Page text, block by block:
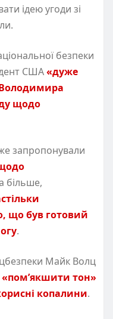
ідею угоди зі
безпеки
США«дуже
щодо
запропонували
більше,
що був готовий
.
Майк Волц
«пом’якшити тон»
копалини.